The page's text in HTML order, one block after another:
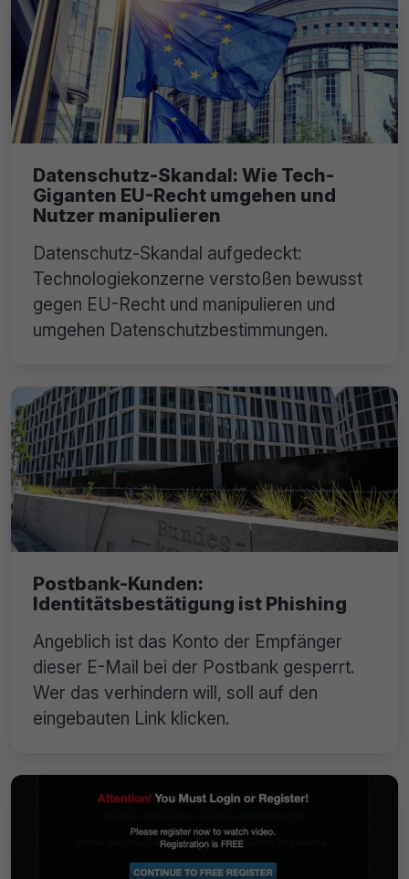
Datenschutz-Skandal: Wie Tech-
Giganten EU-Recht umgehen und
Nutzer manipulieren
Datenschutz-Skandal aufgedeckt:
Technologiekonzerne verstoßen bewusst
gegen EU-Recht und manipulieren und
umgehen Datenschutzbestimmungen.
Postbank-Kunden:
Identitätsbestätigung ist Phishing
Angeblich ist das Konto der Empfänger
dieser E-Mail bei der Postbank gesperrt.
Wer das verhindern will, soll auf den
eingebauten Link klicken.